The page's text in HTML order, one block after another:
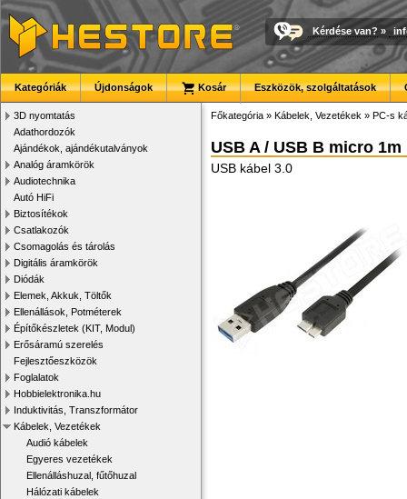
Kérdése van? »
Kategóriák Újdonságok Kosár Eszközök, szolgáltatások
3D nyomtatás
Adathordozók
Ajándékok, ajándékutalványok
Analóg áramkörök
Audiotechnika
Autó HiFi
Biztosítékok
Csatlakozók
Csomagolás és tárolás
Digitális áramkörök
Diódák
Elemek, Akkuk, Töltők
Ellenállások, Potméterek
Építőkészletek (KIT, Modul)
Erősáramú szerelés
Fejlesztőeszközök
Foglalatok
Hobbielektronika.hu
Induktivitás, Transzformátor
Kábelek, Vezetékek
Audió kábelek
Egyeres vezetékek
Ellenálláshuzal, fűtőhuzal
Hálózati kábelek
Főkategória » Kábelek, Vezetékek » PC-s
USB A / USB B micro 1m
USB kábel 3.0